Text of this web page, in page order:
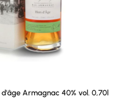
Armagnac 40% vol. 0,70l